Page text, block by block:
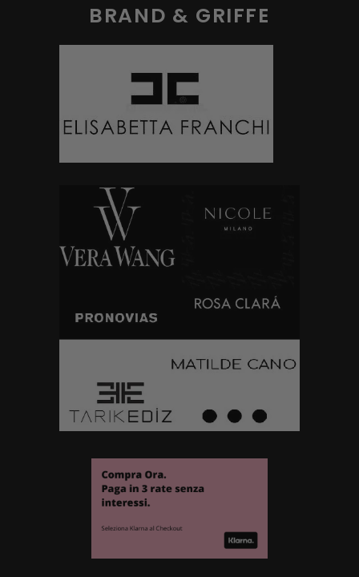
BRAND & GRIFFE